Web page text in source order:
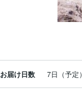
お届け日数 7日（予定）